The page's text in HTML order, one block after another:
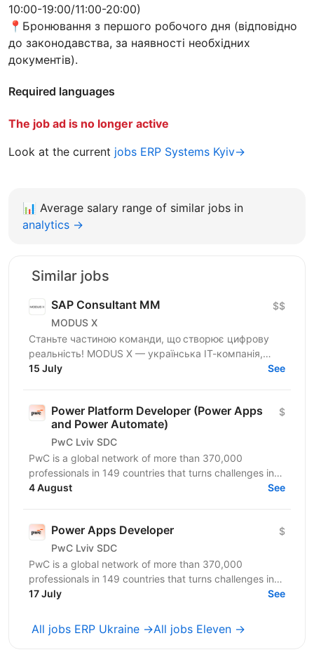
10:00-19:00/11:00-20:00)
📍Бронювання з першого робочого дня (відповідно
до законодавства, за наявності необхідних
документів).
Required languages
The job ad is no longer active
Look at the current jobs ERP Systems Kyiv→
📊 Average salary range of similar jobs in
analytics →
Similar jobs
SAP Сonsultant MM
MODUS X
$$
Станьте частиною команди, що створює цифрову
реальність! MODUS X — українська ІТ-компанія,
команда 800+ досвідчених спеціалістів —
15 July See
Power Platform Developer (Power Apps
and Power Automate)
PwC Lviv SDC
$
PwC is a global network of more than 370,000
professionals in 149 countries that turns challenges into
opportunities. We create innovative solutions in...
4 August See
Power Apps Developer
PwC Lviv SDC
$
PwC is a global network of more than 370,000
professionals in 149 countries that turns challenges into
opportunities. We create innovative solutions in...
17 July See
All jobs ERP Ukraine →All jobs Eleven →